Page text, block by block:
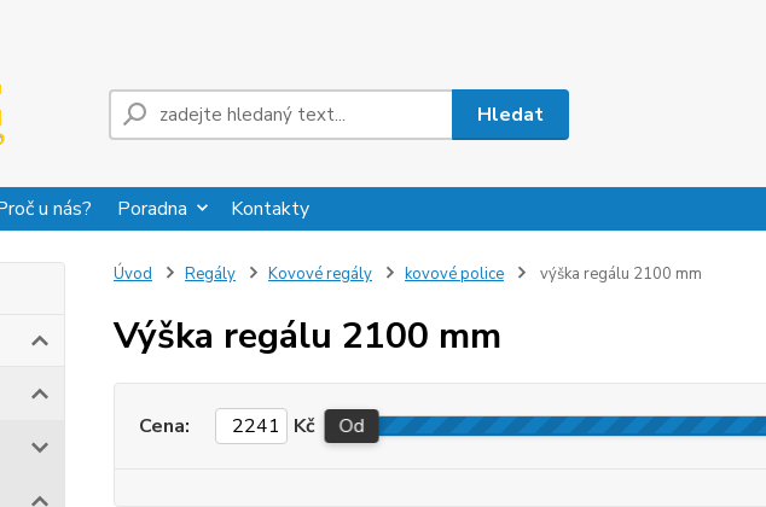
u nás? Poradna Kontakty
Hledat
Úvod Regály Kovové regály kovové police výška regálu 2100 mm
Výška regálu 2100 mm
Cena: Kč Od